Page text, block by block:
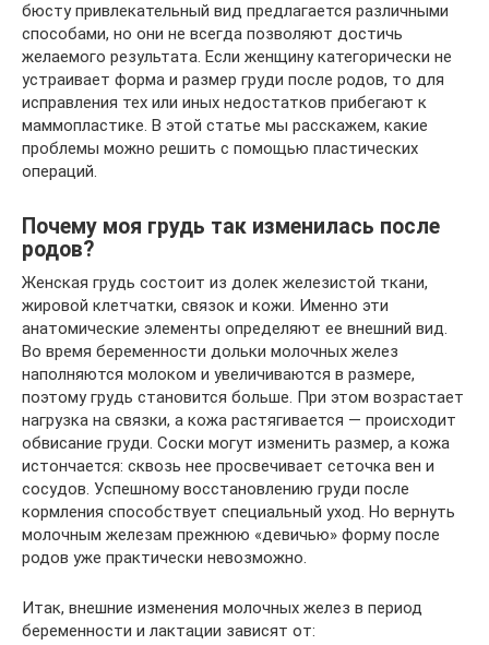
бюсту привлекательный вид предлагается различными
способами, но они не всегда позволяют достичь
желаемого результата. Если женщину категорически не
устраивает форма и размер груди после родов, то для
исправления тех или иных недостатков прибегают к
маммопластике. В этой статье мы расскажем, какие
проблемы можно решить с помощью пластических
операций.
Почему моя грудь так изменилась после
родов?
Женская грудь состоит из долек железистой ткани,
жировой клетчатки, связок и кожи. Именно эти
анатомические элементы определяют ее внешний вид.
Во время беременности дольки молочных желез
наполняются молоком и увеличиваются в размере,
поэтому грудь становится больше. При этом возрастает
нагрузка на связки, а кожа растягивается — происходит
обвисание груди. Соски могут изменить размер, а кожа
истончается: сквозь нее просвечивает сеточка вен и
сосудов. Успешному восстановлению груди после
кормления способствует специальный уход. Но вернуть
молочным железам прежнюю «девичью» форму после
родов уже практически невозможно.
Итак, внешние изменения молочных желез в период
беременности и лактации зависят от: